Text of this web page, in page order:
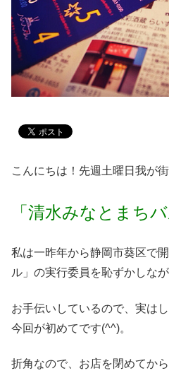
こんにちは！先週土曜日我が
「清水みなとまちバ
私は一昨年から静岡市葵区で
ル」の実行委員を恥ずかしな
お手伝いしているので、実は
今回が初めてです(^^)。
折角なので、お店を閉めてか